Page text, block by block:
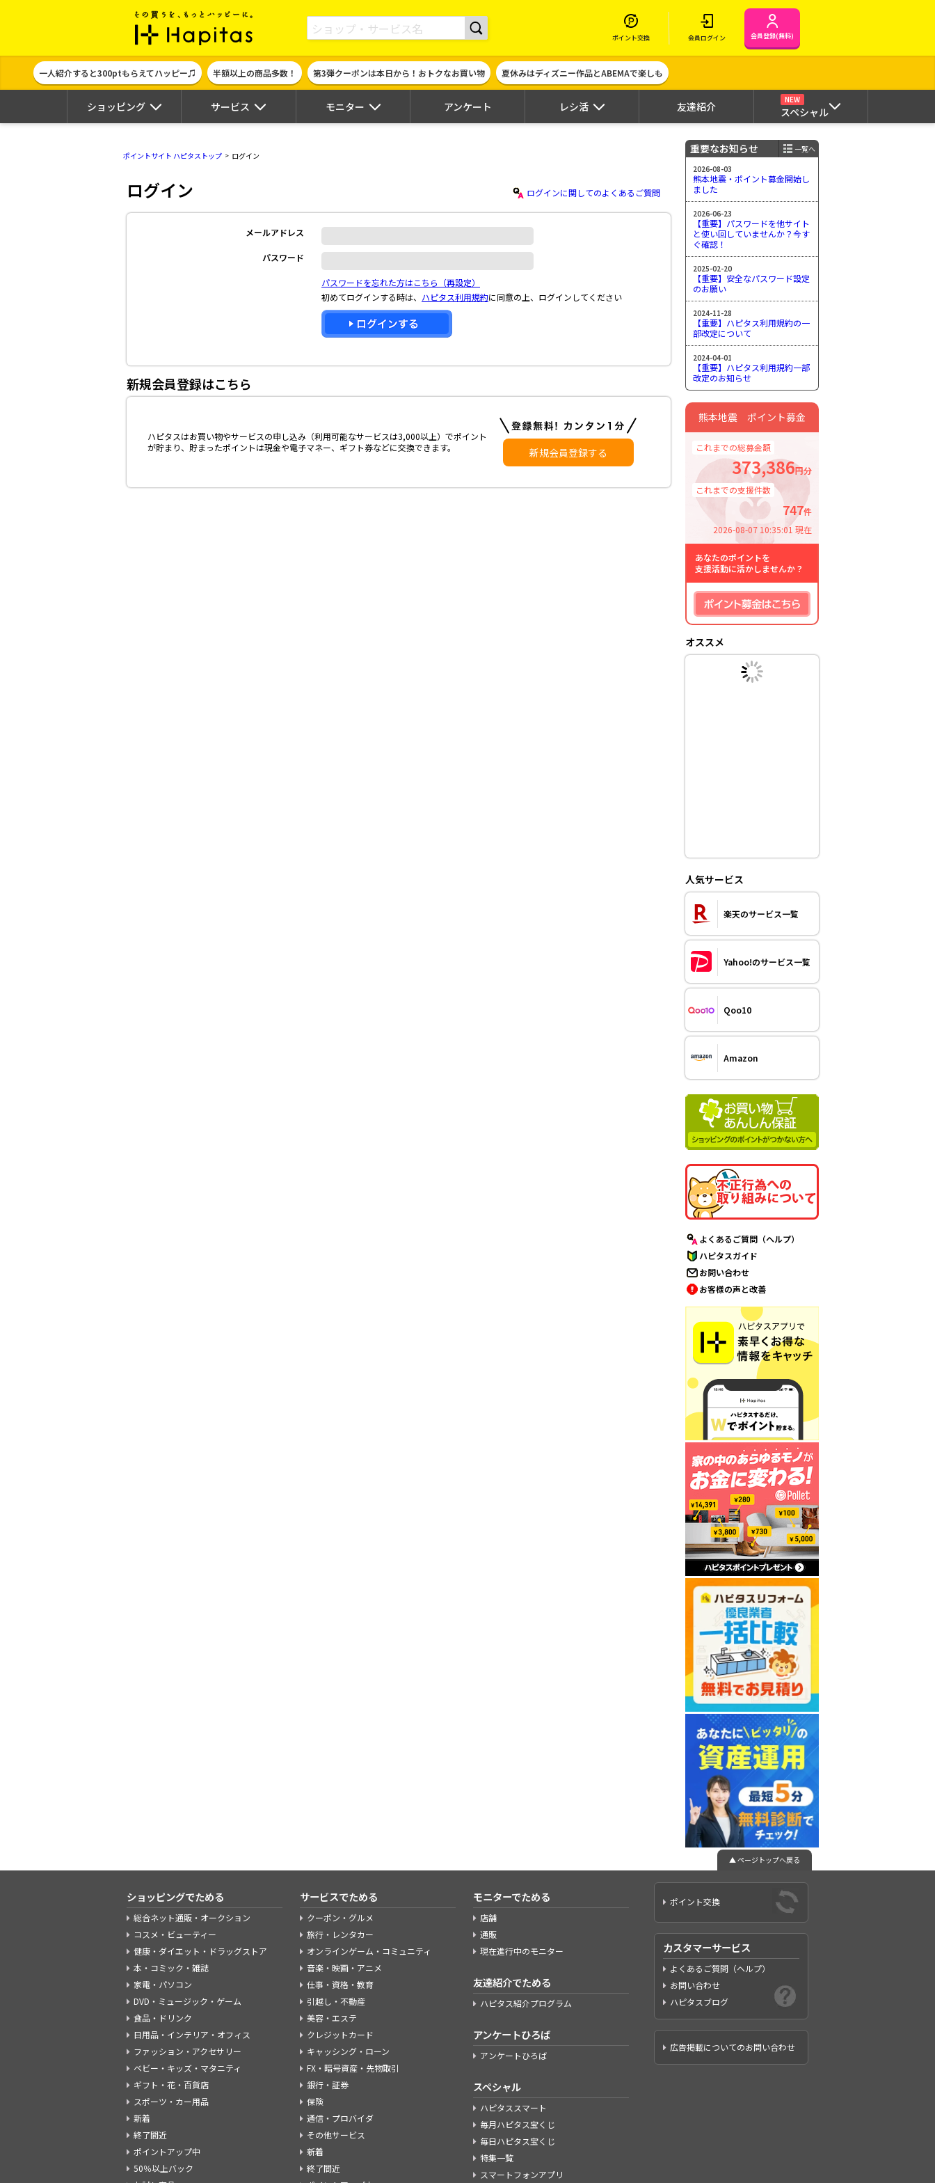
ポイント貯めて現金やギフト券に交換できるポイントサイト | ハピタス
ポイント交換 会員ログイン 会員登録(無料)
一人紹介すると300ptもらえてハッピー♫ 半額以上の商品多数！ 第3弾クーポンは本日から！おトクなお買い物 夏休みはディズニー作品とABEMAで楽しも
ショッピング サービス モニター アンケート レシ活 友達紹介
NEW
スペシャル
ポイントサイト ハピタストップ ログイン
ログイン ログインに関してのよくあるご質問
メールアドレス
パスワード
パスワードを忘れた方はこちら（再設定）
初めてログインする時は、 ハピタス利用規約に同意の上、ログインしてください
新規会員登録はこちら
ハピタスはお買い物やサービスの申し込み（利用可能なサービスは3,000以上）でポイント
が貯まり、貯まったポイントは現金や電子マネー、ギフト券などに交換できます。
新規会員登録する
重要なお知らせ
一覧へ
2026-08-03
熊本地震・ポイント募金開始し
ました
2026-06-23
【重要】パスワードを他サイト
と使い回していませんか？今す
ぐ確認！
2025-02-20
【重要】安全なパスワード設定
のお願い
2024-11-28
【重要】ハピタス利用規約の一
部改定について
2024-04-01
【重要】ハピタス利用規約一部
改定のお知らせ
熊本地震 ポイント募金
これまでの総募金額
373,386円分
これまでの支援件数
747件
2026-08-07 10:35:01 現在
あなたのポイントを
支援活動に活かしませんか？
オススメ
人気サービス
楽天のサービス一覧
Yahoo!のサービス一覧
Qoo10
Amazon
よくあるご質問（ヘルプ）
ハピタスガイド
お問い合わせ
お客様の声と改善
▲ ページトップへ戻る
ショッピングでためる
総合ネット通販・オークション
コスメ・ビューティー
健康・ダイエット・ドラッグストア
本・コミック・雑誌
家電・パソコン
DVD・ミュージック・ゲーム
食品・ドリンク
日用品・インテリア・オフィス
ファッション・アクセサリー
ベビー・キッズ・マタニティ
ギフト・花・百貨店
スポーツ・カー用品
新着
終了間近
ポイントアップ中
50％以上バック
サービスでためる
クーポン・グルメ
旅行・レンタカー
オンラインゲーム・コミュニティ
音楽・映画・アニメ
仕事・資格・教育
引越し・不動産
美容・エステ
クレジットカード
キャッシング・ローン
FX・暗号資産・先物取引
銀行・証券
保険
通信・プロバイダ
その他サービス
新着
終了間近
モニターでためる
店舗
通販
現在進行中のモニター
友達紹介でためる
ハピタス紹介プログラム
アンケートひろば
アンケートひろば
スペシャル
ハピタススマート
毎月ハピタス宝くじ
毎日ハピタス宝くじ
特集一覧
スマートフォンアプリ
ポイント交換
カスタマーサービス
よくあるご質問（ヘルプ）
お問い合わせ
ハピタスブログ
広告掲載についてのお問い合わせ